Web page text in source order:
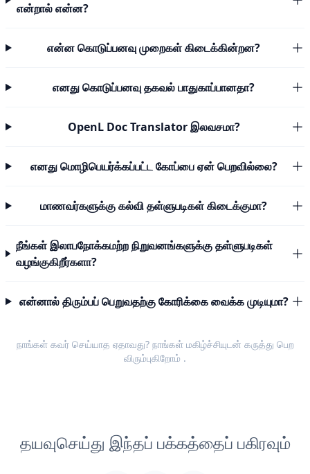
என்றால் என்ன?
என்ன கொடுப்பனவு முறைகள் கிடைக்கின்றன?
எனது கொடுப்பனவு தகவல் பாதுகாப்பானதா?
OpenL Doc Translator இலவசமா?
எனது மொழிபெயர்க்கப்பட்ட கோப்பை ஏன் பெறவில்லை?
மாணவர்களுக்கு கல்வி தள்ளுபடிகள் கிடைக்குமா?
நீங்கள் இலாபநோக்கமற்ற நிறுவனங்களுக்கு தள்ளுபடிகள்
வழங்குகிறீர்களா?
என்னால் திரும்பப் பெறுவதற்கு கோரிக்கை வைக்க முடியுமா?
நாங்கள் கவர் செய்யாத ஏதாவது? நாங்கள் மகிழ்ச்சியுடன் கருத்து பெற
விரும்புகிறோம் .
தயவுசெய்து இந்தப் பக்கத்தைப் பகிரவும்